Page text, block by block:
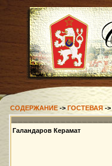
СОДЕРЖАНИЕ ->ГОСТЕВАЯ ->
Галандаров Керамат